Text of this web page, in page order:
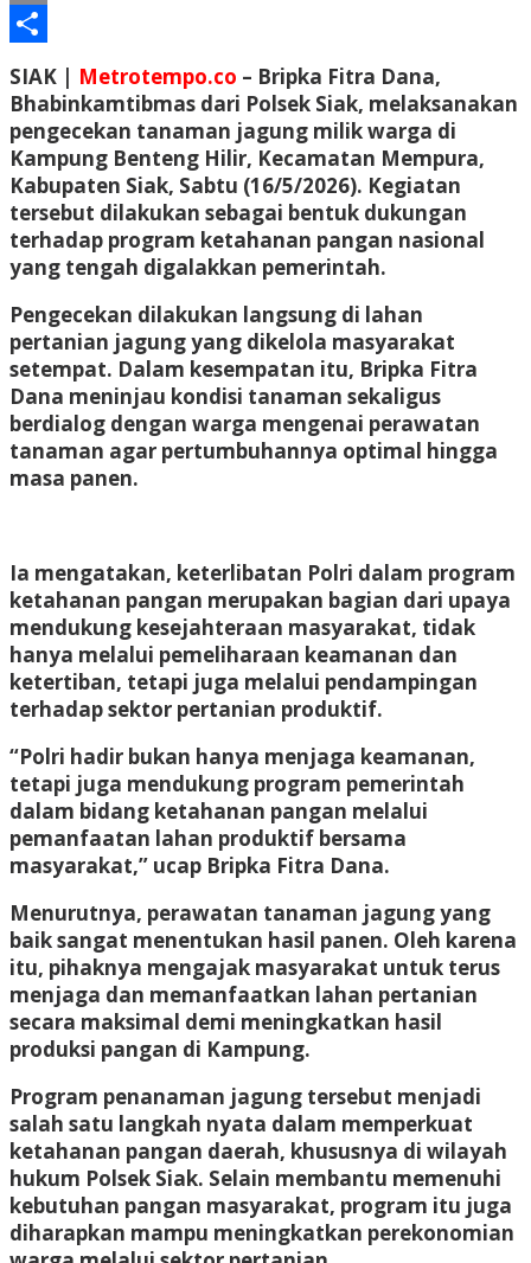
Email
Share
SIAK | Metrotempo.co – Bripka Fitra Dana,
Bhabinkamtibmas dari Polsek Siak, melaksanakan
pengecekan tanaman jagung milik warga di
Kampung Benteng Hilir, Kecamatan Mempura,
Kabupaten Siak, Sabtu (16/5/2026). Kegiatan
tersebut dilakukan sebagai bentuk dukungan
terhadap program ketahanan pangan nasional
yang tengah digalakkan pemerintah.
Pengecekan dilakukan langsung di lahan
pertanian jagung yang dikelola masyarakat
setempat. Dalam kesempatan itu, Bripka Fitra
Dana meninjau kondisi tanaman sekaligus
berdialog dengan warga mengenai perawatan
tanaman agar pertumbuhannya optimal hingga
masa panen.
Ia mengatakan, keterlibatan Polri dalam program
ketahanan pangan merupakan bagian dari upaya
mendukung kesejahteraan masyarakat, tidak
hanya melalui pemeliharaan keamanan dan
ketertiban, tetapi juga melalui pendampingan
terhadap sektor pertanian produktif.
“Polri hadir bukan hanya menjaga keamanan,
tetapi juga mendukung program pemerintah
dalam bidang ketahanan pangan melalui
pemanfaatan lahan produktif bersama
masyarakat,” ucap Bripka Fitra Dana.
Menurutnya, perawatan tanaman jagung yang
baik sangat menentukan hasil panen. Oleh karena
itu, pihaknya mengajak masyarakat untuk terus
menjaga dan memanfaatkan lahan pertanian
secara maksimal demi meningkatkan hasil
produksi pangan di Kampung.
Program penanaman jagung tersebut menjadi
salah satu langkah nyata dalam memperkuat
ketahanan pangan daerah, khususnya di wilayah
hukum Polsek Siak. Selain membantu memenuhi
kebutuhan pangan masyarakat, program itu juga
diharapkan mampu meningkatkan perekonomian